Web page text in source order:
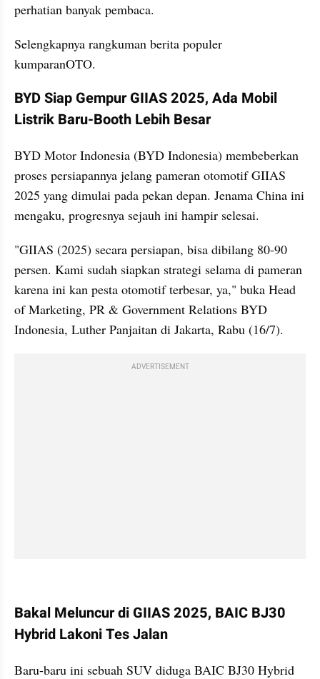
perhatian banyak pembaca.
Selengkapnya rangkuman berita populer
kumparanOTO.
BYD Siap Gempur GIIAS 2025, Ada Mobil
Listrik Baru-Booth Lebih Besar
BYD Motor Indonesia (BYD Indonesia) membeberkan
proses persiapannya jelang pameran otomotif GIIAS
2025 yang dimulai pada pekan depan. Jenama China ini
mengaku, progresnya sejauh ini hampir selesai.
"GIIAS (2025) secara persiapan, bisa dibilang 80-90
persen. Kami sudah siapkan strategi selama di pameran
karena ini kan pesta otomotif terbesar, ya," buka Head
of Marketing, PR & Government Relations BYD
Indonesia, Luther Panjaitan di Jakarta, Rabu (16/7).
ADVERTISEMENT
Bakal Meluncur di GIIAS 2025, BAIC BJ30
Hybrid Lakoni Tes Jalan
Baru-baru ini sebuah SUV diduga BAIC BJ30 Hybrid